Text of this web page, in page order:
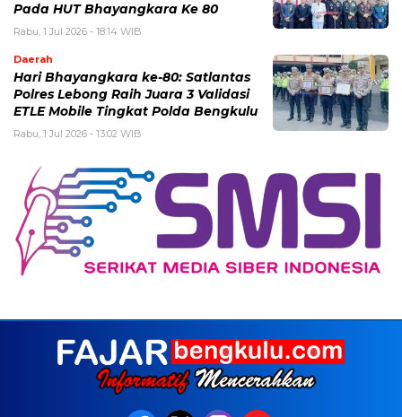
Pada HUT Bhayangkara Ke 80
Rabu, 1 Jul 2026 - 18:14 WIB
Daerah
Hari Bhayangkara ke-80: Satlantas
Polres Lebong Raih Juara 3 Validasi
ETLE Mobile Tingkat Polda Bengkulu
Rabu, 1 Jul 2026 - 13:02 WIB